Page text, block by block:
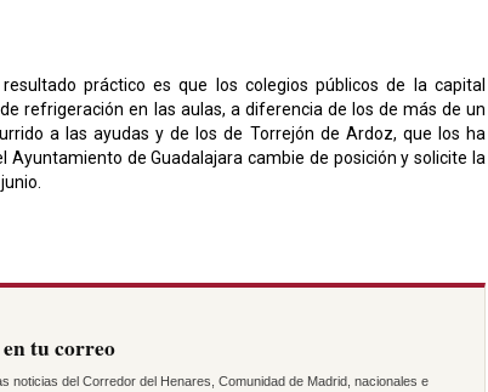
práctico es que los colegios públicos de la capital
refrigeración en las aulas, a diferencia de los de más de un
a las ayudas y de los de Torrejón de Ardoz, que los ha
de Guadalajara cambie de posición y solicite la
tu correo
noticias del Corredor del Henares, Comunidad de Madrid, nacionales e